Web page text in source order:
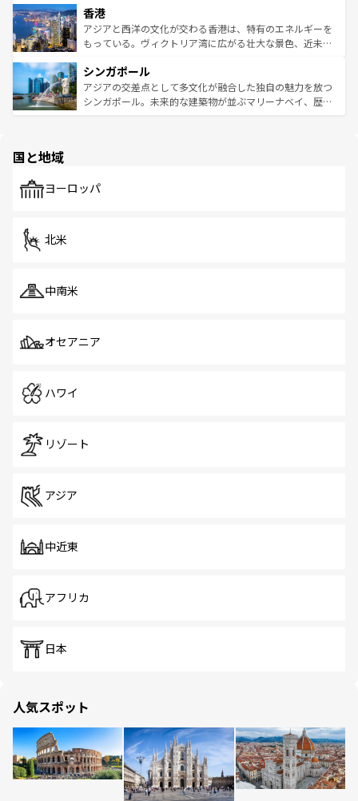
とつ。フォーやバインミー、ベトナムコーヒーなどは、ぜ
ひ現地で味わいたい。どの地域を訪れてもあたたかい人々
が旅行者を迎えてくれるので、きっと忘れられない旅にな
参照してほしい。
の活気が交差している。北部ではチェンマイなどの山岳地
帯で自然と触れ合い、南部ではプーケットやクラビの美し
いビーチでリゾート気分を楽しむことができる。タイ料理
激する。気候は一年中温暖で、どの季節にも異なる楽しみ
が待っている。親しみやすいタイの人々、仏教を中心とし
た文化、そして多様な観光資源が、訪れる旅人を魅了し続
香港
アジアと西洋の文化が交わる香港は、特有のエネルギーを
もっている。ヴィクトリア湾に広がる壮大な景色、近未来
み、どこを訪れても感動するはず。観光スポットが密集し
ており、効率よく見どころを回れるのも魅力。息をのむよ
うな絶景から文化的な体験まで、香港を存分に楽しみ尽く
シンガポール
アジアの交差点として多文化が融合した独自の魅力を放つ
シンガポール。未来的な建築物が並ぶマリーナベイ、歴史
で、ホーカーズは地元の風情を楽しめる外せないスポット
国と地域
ヨーロッパ
北米
中南米
オセアニア
ハワイ
リゾート
アジア
中近東
アフリカ
日本
人気スポット